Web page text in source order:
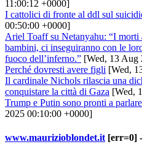
11:00:12 +0000]
I cattolici di fronte al ddl sul
00:50:00 +0000]
Ariel Toaff su Netanyahu: “I morti
bambini, ci inseguiranno con le
fuoco dell’inferno.” [Wed, 13 Aug
Perché dovresti avere figli [Wed,
Il cardinale Nichols rilascia una
conquistare la città di Gaza [Wed,
Trump e Putin sono pronti a
2025 00:10:00 +0000]
www.maurizioblondet.it [err=0] -